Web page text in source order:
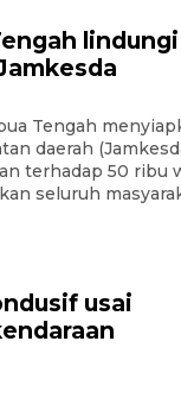
Tengah
daerah
terhadap 50 ribu
seluruh
usai